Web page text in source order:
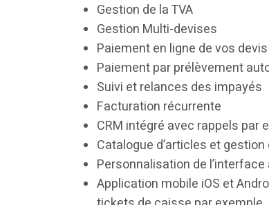
Gestion de la TVA
Gestion Multi-devises
Paiement en ligne de vos
Paiement par prélèvement
Suivi et relances des impayés
Facturation récurrente
CRM intégré avec rappels par
Catalogue d’articles et
Personnalisation de
Application mobile iOS et